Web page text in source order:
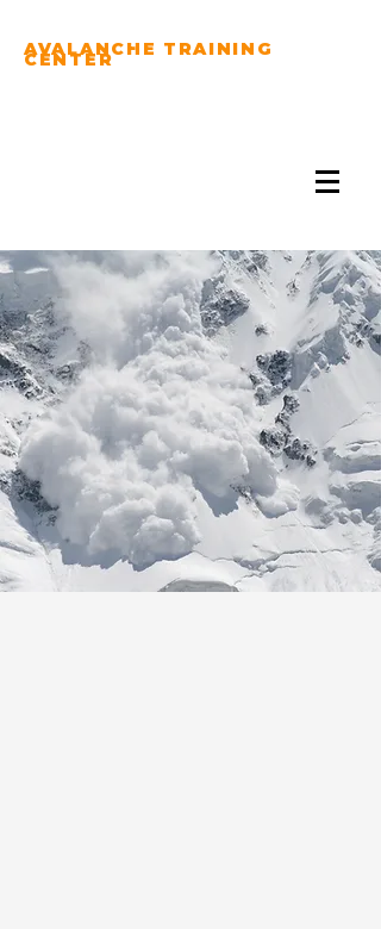
AVALANCHE TRAINING
CENTER
PRACTICE YOUR
AVALANCHE
RESCUE SKILLS
HERE
ATC Standorte